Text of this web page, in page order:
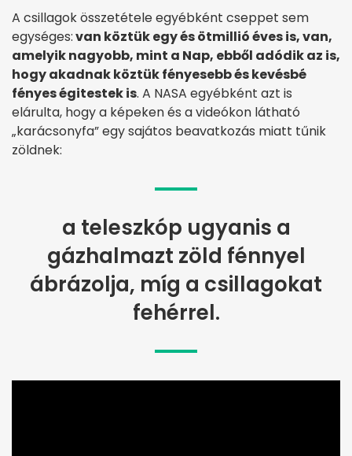
A csillagok összetétele egyébként cseppet sem
egységes:van köztük egy és ötmillió éves is, van,
amelyik nagyobb, mint a Nap, ebből adódik az is,
hogy akadnak köztük fényesebb és kevésbé
fényes égitestek is. A NASA egyébként azt is
elárulta, hogy a képeken és a videókon látható
„karácsonyfa” egy sajátos beavatkozás miatt tűnik
zöldnek:
a teleszkóp ugyanis a
gázhalmazt zöld fénnyel
ábrázolja, míg a csillagokat
fehérrel.